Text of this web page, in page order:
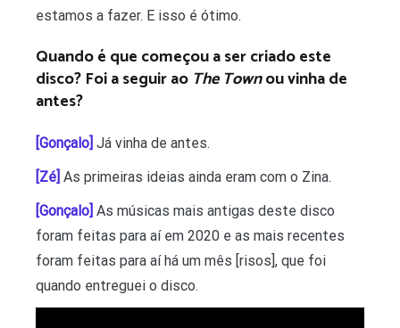
estamos a fazer. E isso é ótimo.
Quando é que começou a ser criado este
disco? Foi a seguir ao The Townou vinha de
antes?
[Gonçalo] Já vinha de antes.
[Zé] As primeiras ideias ainda eram com o Zina.
[Gonçalo] As músicas mais antigas deste disco
foram feitas para aí em 2020 e as mais recentes
foram feitas para aí há um mês [risos], que foi
quando entreguei o disco.